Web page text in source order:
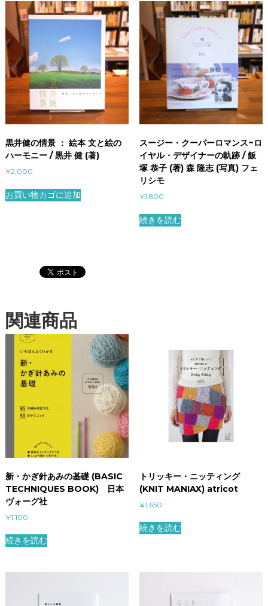
黒井健の情景 ： 絵本 文と絵の
ハーモニー / 黒井 健 (著)
¥2,000
お買い物カゴに追加
スージー・クーパーロマンス~ロ
イヤル・デザイナーの軌跡 / 飯
塚 恭子 (著) 森 隆志 (写真) フェ
リシモ
¥1,800
続きを読む
関連商品
新・かぎ針あみの基礎 (BASIC
TECHNIQUES BOOK) 日本
ヴォーグ社
¥1,100
続きを読む
トリッキー・ニッティング
(KNIT MANIAX) atricot
¥1,650
続きを読む